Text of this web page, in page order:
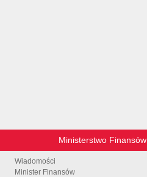
Ministerstwo Finansów
Wiadomości
Minister Finansów